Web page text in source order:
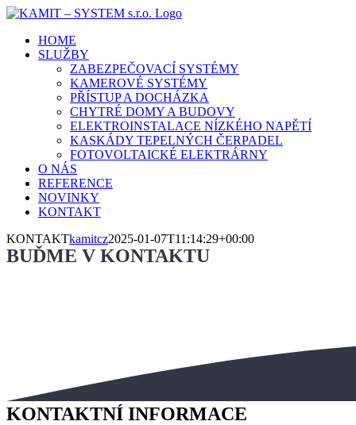
Přeskočit
obsah
HOME
SLUŽBY
ZABEZPEČOVACÍ SYSTÉMY
KAMEROVÉ SYSTÉMY
PŘÍSTUP A DOCHÁZKA
CHYTRÉ DOMY A BUDOVY
ELEKTROINSTALACE NÍZKÉHO NAPĚTÍ
KASKÁDY TEPELNÝCH ČERPADEL
FOTOVOLTAICKÉ ELEKTRÁRNY
O NÁS
REFERENCE
NOVINKY
KONTAKT
KONTAKTkamitcz2025-01-07T11:14:29+00:00
BUĎME V KONTAKTU
KONTAKTNÍ INFORMACE